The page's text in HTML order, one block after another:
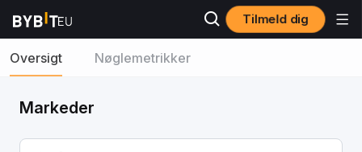
Tilmeld dig
Oversigt Nøglemetrikker
Markeder